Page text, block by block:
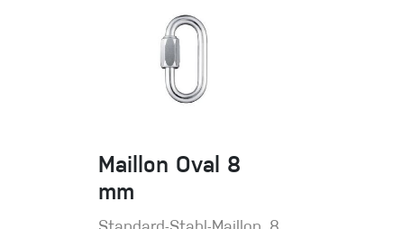
Maillon Oval 8
mm